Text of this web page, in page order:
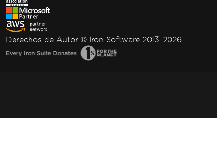
Derechos de Autor © Iron Software 2013-2026